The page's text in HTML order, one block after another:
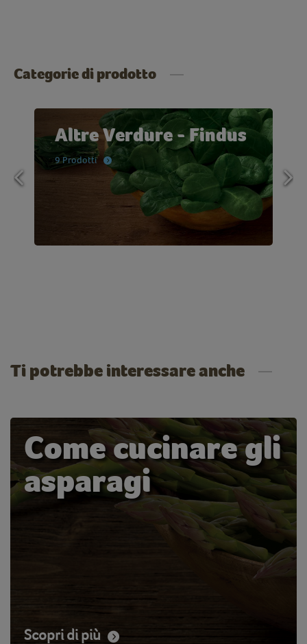
Categorie di prodotto
Altre Verdure - Findus
9 Prodotti
Ti potrebbe interessare anche
Come cucinare gli
asparagi
Scopri di più